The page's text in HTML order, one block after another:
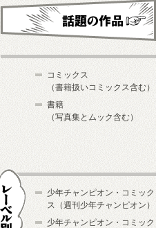
これから発売予定
コミックス
（書籍扱いコミックス含む）
書籍
（写真集とムック含む）
少年チャンピオン・コミック
ス（週刊少年チャンピオン）
少年チャンピオン・コミック